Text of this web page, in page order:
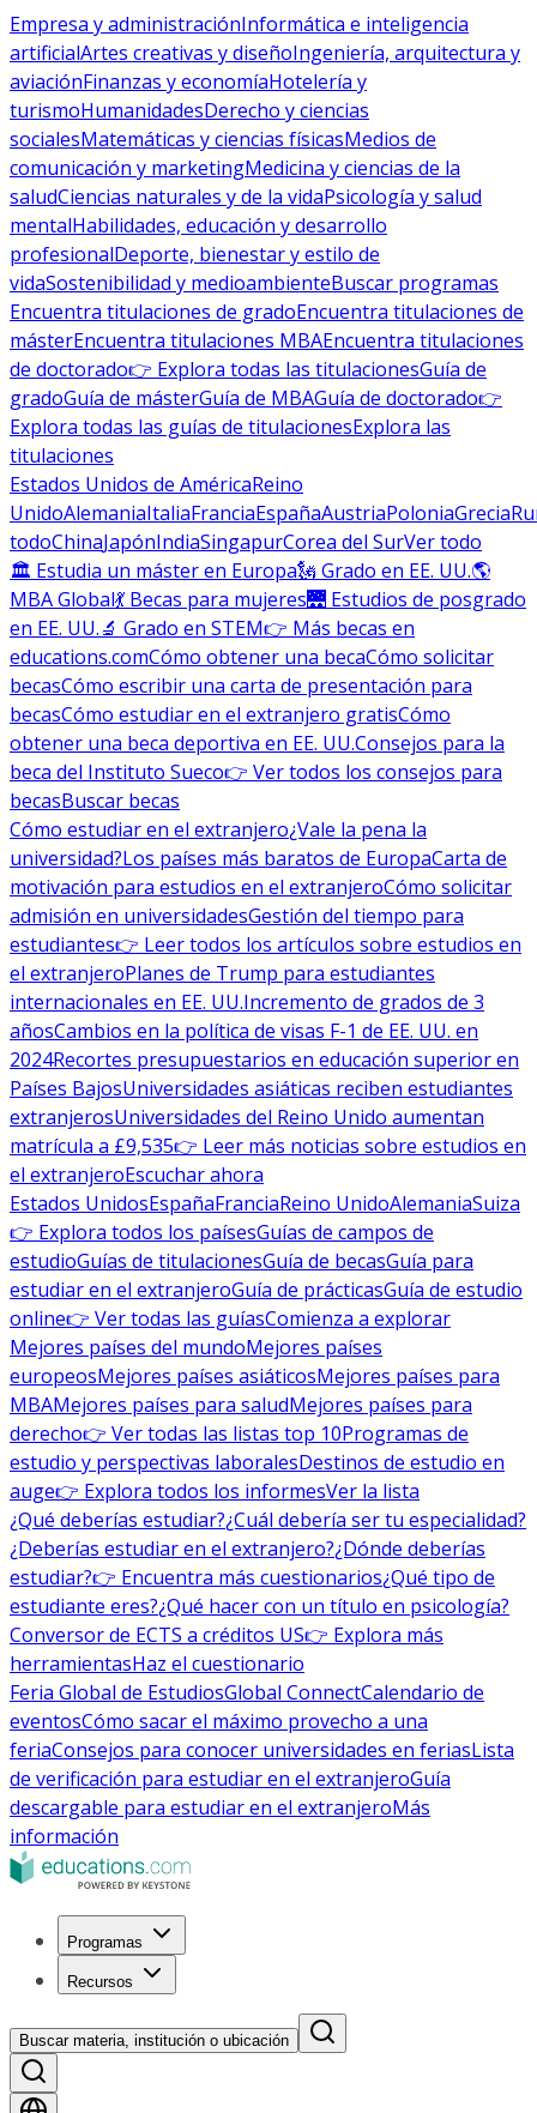
Empresa y administraciónInformática e inteligencia
artificialArtes creativas y diseñoIngeniería, arquitectura y
aviaciónFinanzas y economíaHotelería y
turismoHumanidadesDerecho y ciencias
socialesMatemáticas y ciencias físicasMedios de
comunicación y marketingMedicina y ciencias de la
saludCiencias naturales y de la vidaPsicología y salud
mentalHabilidades, educación y desarrollo
profesionalDeporte, bienestar y estilo de
vidaSostenibilidad y medioambienteBuscar programas
Encuentra titulaciones de gradoEncuentra titulaciones de
másterEncuentra titulaciones MBAEncuentra titulaciones
de doctorado👉 Explora todas las titulacionesGuía de
gradoGuía de másterGuía de MBAGuía de doctorado👉
Explora todas las guías de titulacionesExplora las
titulaciones
Estados Unidos de AméricaReino
UnidoAlemaniaItaliaFranciaEspañaAustriaPoloniaGrecia
todoChinaJapónIndiaSingapurCorea del SurVer todo
🏛 Estudia un máster en Europa🗽 Grado en EE. UU.🌎
MBA Global💃 Becas para mujeres🌉 Estudios de posgrado
en EE. UU.🔬 Grado en STEM👉 Más becas en
educations.comCómo obtener una becaCómo solicitar
becasCómo escribir una carta de presentación para
becasCómo estudiar en el extranjero gratisCómo
obtener una beca deportiva en EE. UU.Consejos para la
beca del Instituto Sueco👉 Ver todos los consejos para
becasBuscar becas
Cómo estudiar en el extranjero¿Vale la pena la
universidad?Los países más baratos de EuropaCarta de
motivación para estudios en el extranjeroCómo solicitar
admisión en universidadesGestión del tiempo para
estudiantes👉 Leer todos los artículos sobre estudios en
el extranjeroPlanes de Trump para estudiantes
internacionales en EE. UU.Incremento de grados de 3
añosCambios en la política de visas F-1 de EE. UU. en
2024Recortes presupuestarios en educación superior en
Países BajosUniversidades asiáticas reciben estudiantes
extranjerosUniversidades del Reino Unido aumentan
matrícula a £9,535👉 Leer más noticias sobre estudios en
el extranjeroEscuchar ahora
Estados UnidosEspañaFranciaReino UnidoAlemaniaSuiza
👉 Explora todos los paísesGuías de campos de
estudioGuías de titulacionesGuía de becasGuía para
estudiar en el extranjeroGuía de prácticasGuía de estudio
online👉 Ver todas las guíasComienza a explorar
Mejores países del mundoMejores países
europeosMejores países asiáticosMejores países para
MBAMejores países para saludMejores países para
derecho👉 Ver todas las listas top 10Programas de
estudio y perspectivas laboralesDestinos de estudio en
auge👉 Explora todos los informesVer la lista
¿Qué deberías estudiar?¿Cuál debería ser tu especialidad?
¿Deberías estudiar en el extranjero?¿Dónde deberías
estudiar?👉 Encuentra más cuestionarios¿Qué tipo de
estudiante eres?¿Qué hacer con un título en psicología?
Conversor de ECTS a créditos US👉 Explora más
herramientasHaz el cuestionario
Feria Global de EstudiosGlobal ConnectCalendario de
eventosCómo sacar el máximo provecho a una
feriaConsejos para conocer universidades en feriasLista
de verificación para estudiar en el extranjeroGuía
descargable para estudiar en el extranjeroMás
información
Programas
Recursos
Buscar materia, institución o ubicación